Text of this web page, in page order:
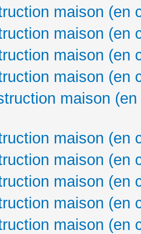
maison (en
maison (en
maison (en
maison (en
maison
maison (en
maison (en
maison (en
maison (en
maison (en